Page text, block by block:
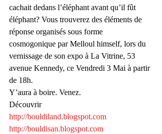
cachait dedans l’éléphant avant qu’il fût
éléphant? Vous trouverez des éléments de
réponse organisés sous forme
cosmogonique par Melloul himself, lors du
vernissage de son expo à La Vitrine, 53
avenue Kennedy, ce Vendredi 3 Mai à partir
de 18h.
Y’aura à boire. Venez.
Découvrir
http://bouldiland.blogspot.com
http://bouldisan.blogspot.com